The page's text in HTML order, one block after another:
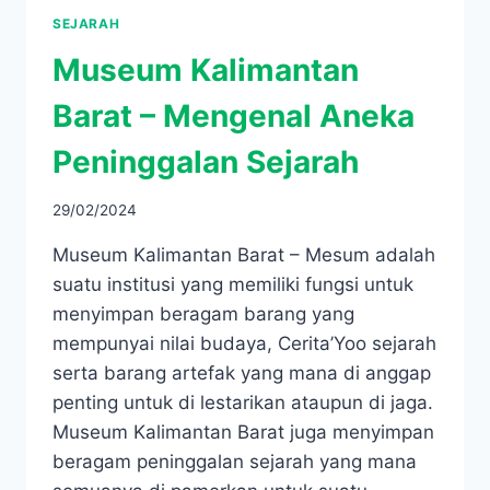
SEJARAH
Museum Kalimantan
Barat – Mengenal Aneka
Peninggalan Sejarah
29/02/2024
Museum Kalimantan Barat – Mesum adalah
suatu institusi yang memiliki fungsi untuk
menyimpan beragam barang yang
mempunyai nilai budaya, Cerita’Yoo sejarah
serta barang artefak yang mana di anggap
penting untuk di lestarikan ataupun di jaga.
Museum Kalimantan Barat juga menyimpan
beragam peninggalan sejarah yang mana